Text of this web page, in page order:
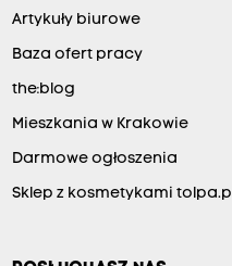
Artykuły biurowe
Baza ofert pracy
the:blog
Mieszkania w Krakowie
Darmowe ogłoszenia
Sklep z kosmetykami tolpa.pl